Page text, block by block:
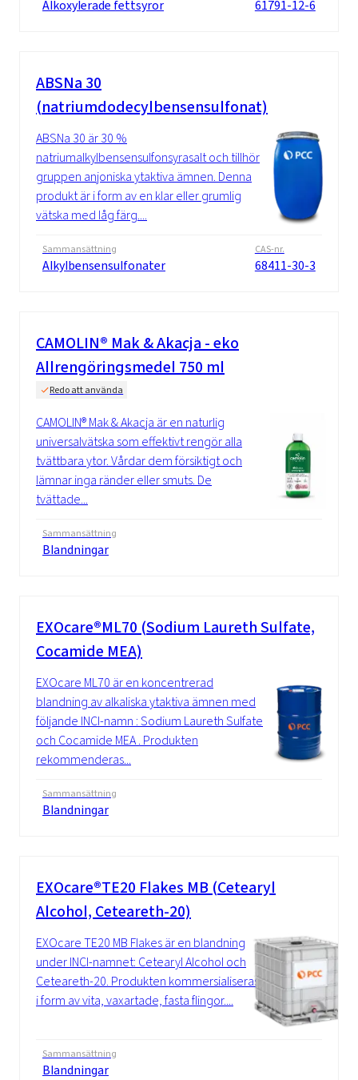
Alkoxylerade fettsyror 61791-12-6
ABSNa 30
(natriumdodecylbensensulfonat)
ABSNa 30 är 30 %
natriumalkylbensensulfonsyrasalt och tillhör
gruppen anjoniska ytaktiva ämnen. Denna
produkt är i form av en klar eller grumlig
vätska med låg färg....
Sammansättning
Alkylbensensulfonater
CAS-nr.
68411-30-3
CAMOLIN® Mak & Akacja - eko
Allrengöringsmedel 750 ml
Redo att använda
CAMOLIN® Mak & Akacja är en naturlig
universalvätska som effektivt rengör alla
tvättbara ytor. Vårdar dem försiktigt och
lämnar inga ränder eller smuts. De
tvättade...
Sammansättning
Blandningar
EXOcare®ML70 (Sodium Laureth Sulfate,
Cocamide MEA)
EXOcare ML70 är en koncentrerad
blandning av alkaliska ytaktiva ämnen med
följande INCI-namn : Sodium Laureth Sulfate
och Cocamide MEA . Produkten
rekommenderas...
Sammansättning
Blandningar
EXOcare®TE20 Flakes MB (Cetearyl
Alcohol, Ceteareth-20)
EXOcare TE20 MB Flakes är en blandning
under INCI-namnet: Cetearyl Alcohol och
Ceteareth-20. Produkten kommersialiseras
i form av vita, vaxartade, fasta flingor....
Sammansättning
Blandningar